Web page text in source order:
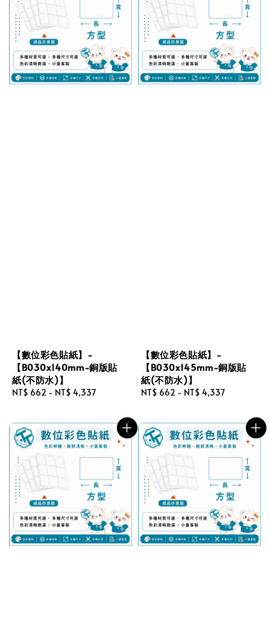
【數位彩色貼紙】-
【B030x140mm-銅版貼
紙(不防水)】
Regular
NT$ 662 - NT$ 4,337
【數位彩色貼紙】-
【B030x145mm-銅版貼
紙(不防水)】
Regular
NT$ 662 - NT$ 4,337